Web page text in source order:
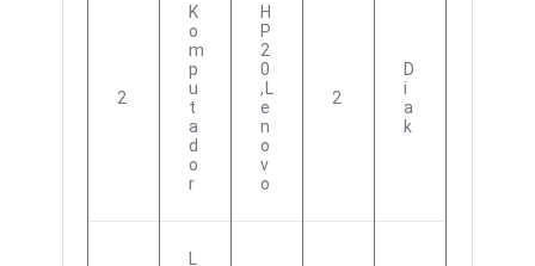
2
K
O
M
P
U
T
A
D
O
R
H
P
2
0
,L
E
N
O
V
O
2
D
I
A
K